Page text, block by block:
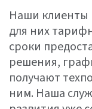
Наши
для них
сроки
решения,
получают
ним. Наша